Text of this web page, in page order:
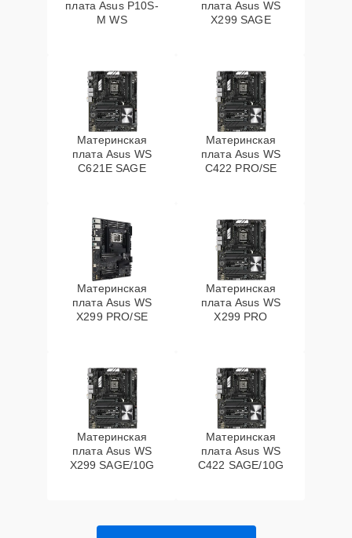
плата Asus P10S-
M WS
плата Asus WS
X299 SAGE
Материнская
плата Asus WS
C621E SAGE
Материнская
плата Asus WS
C422 PRO/SE
Материнская
плата Asus WS
X299 PRO/SE
Материнская
плата Asus WS
X299 PRO
Материнская
плата Asus WS
X299 SAGE/10G
Материнская
плата Asus WS
C422 SAGE/10G